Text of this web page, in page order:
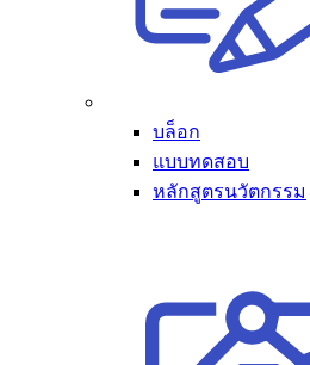
บล็อก
แบบทดสอบ
หลักสูตรนวัตกรรม